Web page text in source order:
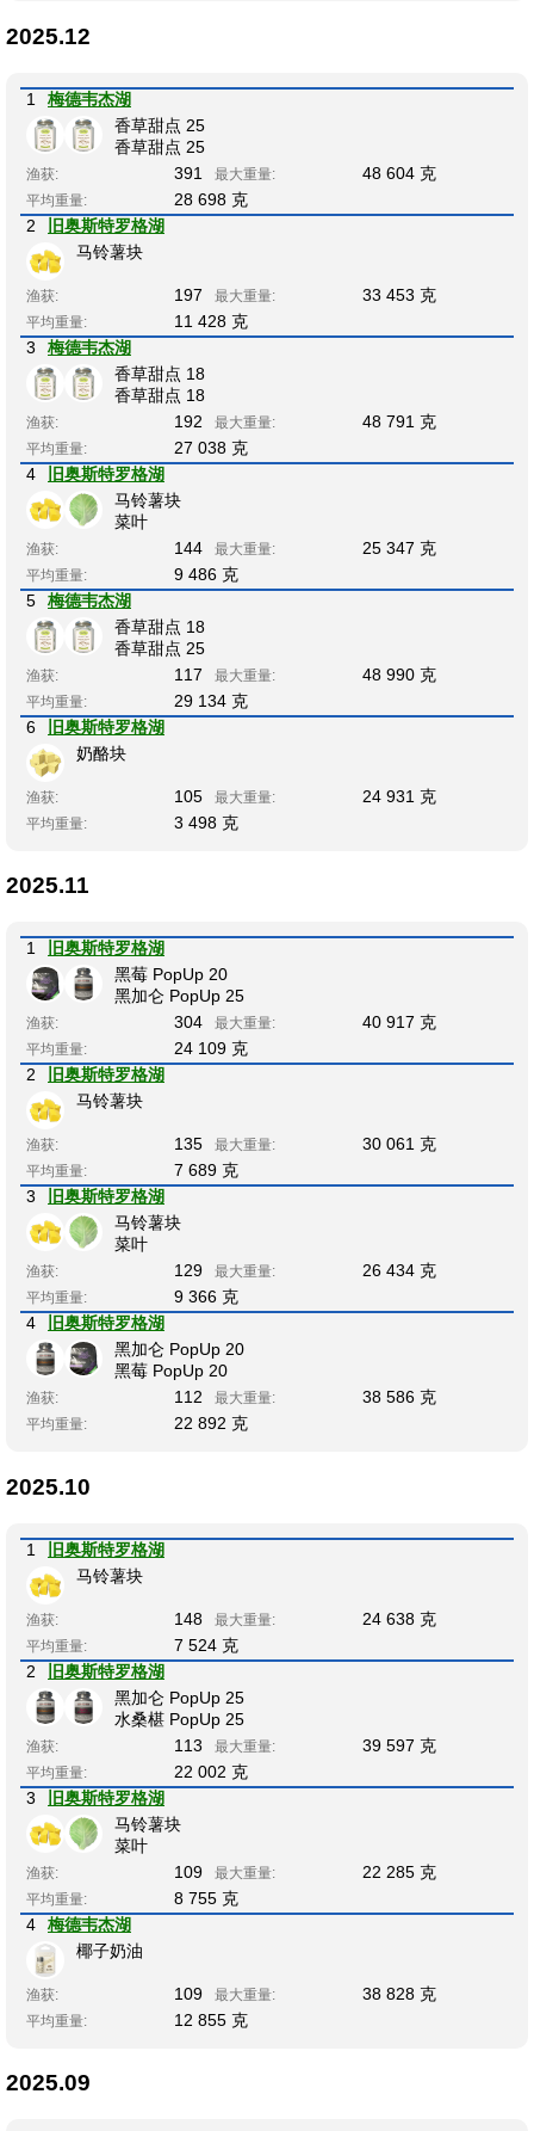
2025.12
1
梅德韦杰湖
香草甜点 25
香草甜点 25
渔获: 391 最大重量: 48 604 克
平均重量:
28 698 克
2
旧奥斯特罗格湖
马铃薯块
渔获: 197 最大重量: 33 453 克
平均重量:
11 428 克
3
梅德韦杰湖
香草甜点 18
香草甜点 18
渔获: 192 最大重量: 48 791 克
平均重量:
27 038 克
4
旧奥斯特罗格湖
马铃薯块
菜叶
渔获: 144 最大重量: 25 347 克
平均重量:
9 486 克
5
梅德韦杰湖
香草甜点 18
香草甜点 25
渔获: 117 最大重量: 48 990 克
平均重量:
29 134 克
6
旧奥斯特罗格湖
奶酪块
渔获: 105 最大重量: 24 931 克
平均重量: 3 498 克
2025.11
1
旧奥斯特罗格湖
黑莓 PopUp 20
黑加仑 PopUp 25
渔获: 304 最大重量: 40 917 克
平均重量:
24 109 克
2
旧奥斯特罗格湖
马铃薯块
渔获: 135 最大重量: 30 061 克
平均重量:
7 689 克
3
旧奥斯特罗格湖
马铃薯块
菜叶
渔获: 129 最大重量: 26 434 克
平均重量:
9 366 克
4
旧奥斯特罗格湖
黑加仑 PopUp 20
黑莓 PopUp 20
渔获: 112 最大重量: 38 586 克
平均重量: 22 892 克
2025.10
1
旧奥斯特罗格湖
马铃薯块
渔获: 148 最大重量: 24 638 克
平均重量:
7 524 克
2
旧奥斯特罗格湖
黑加仑 PopUp 25
水桑椹 PopUp 25
渔获: 113 最大重量: 39 597 克
平均重量:
22 002 克
3
旧奥斯特罗格湖
马铃薯块
菜叶
渔获: 109 最大重量: 22 285 克
平均重量:
8 755 克
4
梅德韦杰湖
椰子奶油
渔获: 109 最大重量: 38 828 克
平均重量: 12 855 克
2025.09